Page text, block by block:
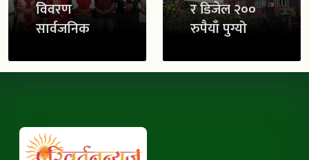
विवरण
सार्वजनिक
र डिजेल २००
रुपैयाँ पुग्यो